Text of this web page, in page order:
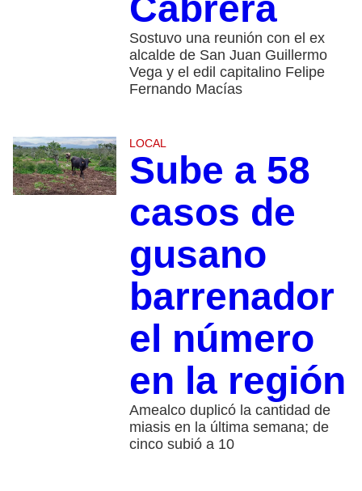
Cabrera
Sostuvo una reunión con el ex
alcalde de San Juan Guillermo
Vega y el edil capitalino Felipe
Fernando Macías
LOCAL
Sube a 58
casos de
gusano
barrenador
el número
en la región
Amealco duplicó la cantidad de
miasis en la última semana; de
cinco subió a 10